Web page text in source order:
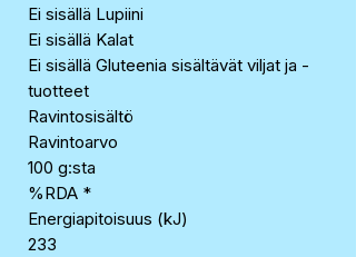
Ei sisällä Lupiini
Ei sisällä Kalat
Ei sisällä Gluteenia sisältävät viljat ja -
tuotteet
Ravintosisältö
Ravintoarvo
100 g:sta
%RDA *
Energiapitoisuus (kJ)
233